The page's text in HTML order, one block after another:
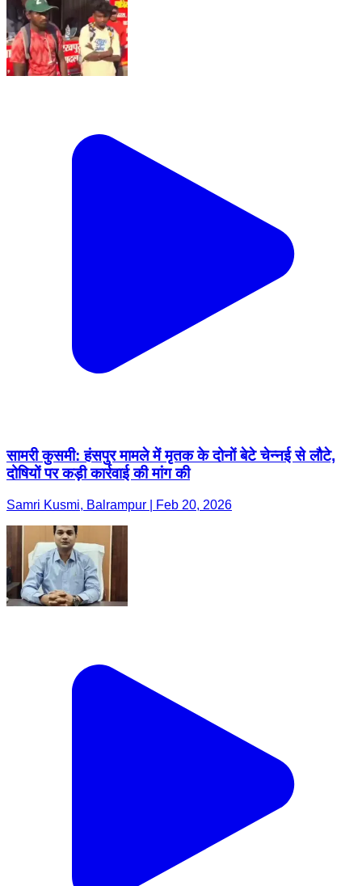
सामरी कुसमी: हंसपुर मामले में मृतक के दोनों बेटे चेन्नई से लौटे,
दोषियों पर कड़ी कार्रवाई की मांग की
Samri Kusmi, Balrampur | Feb 20, 2026